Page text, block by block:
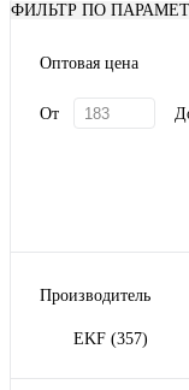
ФИЛЬТР ПО
Оптовая цена
От
Производитель
EKF (357)